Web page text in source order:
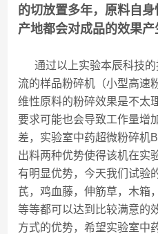
的切放置多年，原料自身
产地都会对成品的效果产
通过以上实验本辰科技
流的样品粉碎机（小型高速
维性原料的粉碎效果是不太
要求可能也会导致工作量增
差，实验室中药超微粉碎机
出料两种优势使得该机在实
有明显优势，今天我们试验
芪，鸡血藤，伸筋草，木箱
等等都可以达到比较满意的
方式的优势，希望实验室中